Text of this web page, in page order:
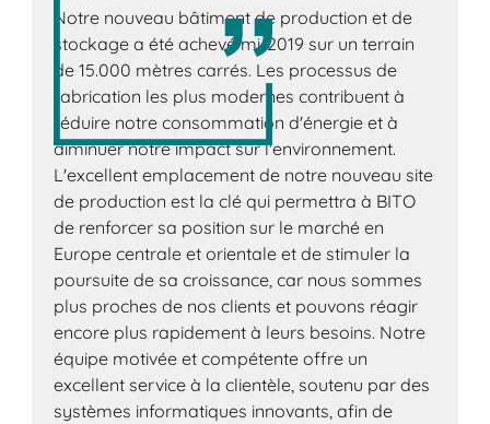
Notre nouveau bâtiment de production et de
stockage a été achevé mi-2019 sur un terrain
de 15.000 mètres carrés. Les processus de
fabrication les plus modernes contribuent à
réduire notre consommation d'énergie et à
diminuer notre impact sur l'environnement.
L'excellent emplacement de notre nouveau site
de production est la clé qui permettra à BITO
de renforcer sa position sur le marché en
Europe centrale et orientale et de stimuler la
poursuite de sa croissance, car nous sommes
plus proches de nos clients et pouvons réagir
encore plus rapidement à leurs besoins. Notre
équipe motivée et compétente offre un
excellent service à la clientèle, soutenu par des
systèmes informatiques innovants, afin de